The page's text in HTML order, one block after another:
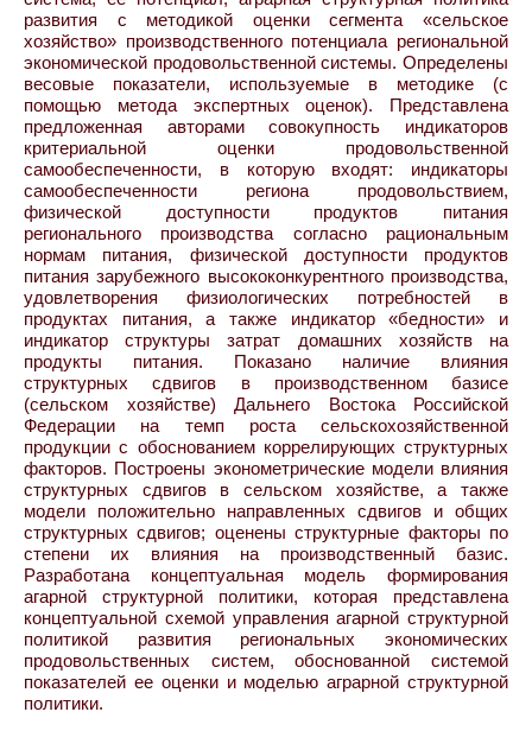
развития с методикой оценки сегмента «сельское
хозяйство» производственного потенциала региональной
экономической продовольственной системы. Определены
весовые показатели, используемые в методике (с
помощью метода экспертных оценок). Представлена
предложенная авторами совокупность индикаторов
критериальной оценки продовольственной
самообеспеченности, в которую входят: индикаторы
самообеспеченности региона продовольствием,
физической доступности продуктов питания
регионального производства согласно рациональным
нормам питания, физической доступности продуктов
питания зарубежного высококонкурентного производства,
удовлетворения физиологических потребностей в
продуктах питания, а также индикатор «бедности» и
индикатор структуры затрат домашних хозяйств на
продукты питания. Показано наличие влияния
структурных сдвигов в производственном базисе
(сельском хозяйстве) Дальнего Востока Российской
Федерации на темп роста сельскохозяйственной
продукции с обоснованием коррелирующих структурных
факторов. Построены эконометрические модели влияния
структурных сдвигов в сельском хозяйстве, а также
модели положительно направленных сдвигов и общих
структурных сдвигов; оценены структурные факторы по
степени их влияния на производственный базис.
Разработана концептуальная модель формирования
агарной структурной политики, которая представлена
концептуальной схемой управления агарной структурной
политикой развития региональных экономических
продовольственных систем, обоснованной системой
показателей ее оценки и моделью аграрной структурной
политики.